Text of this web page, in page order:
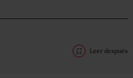
Leer después